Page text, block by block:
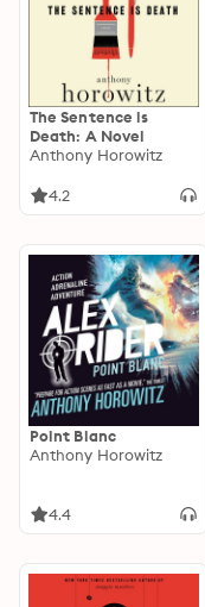
The Sentence is
Death: A Novel
Anthony Horowitz
4.2
Point Blanc
Anthony Horowitz
4.4